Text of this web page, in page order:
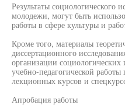
Результаты социологического
молодежи, могут быть
работы в сфере культуры и
Кроме того, материалы
диссертационного
организации
учебно-педагогической
лекционных курсов и
Апробация работы